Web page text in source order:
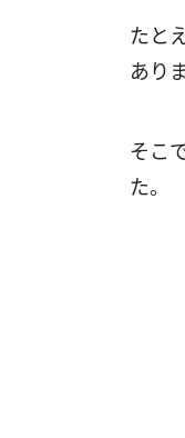
たと
あり
そこ
た。